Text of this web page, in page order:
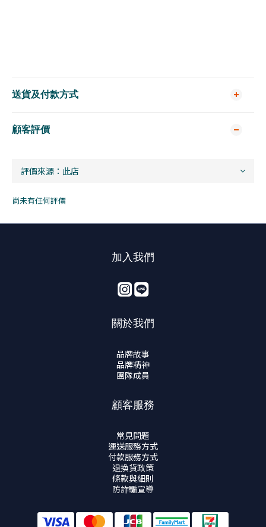
送貨及付款方式
顧客評價
尚未有任何評價
加入我們
關於我們
品牌故事
品牌精神
團隊成員
顧客服務
常見問題
運送服務方式
付款服務方式
退換貨政策
條款與細則
防詐騙宣導